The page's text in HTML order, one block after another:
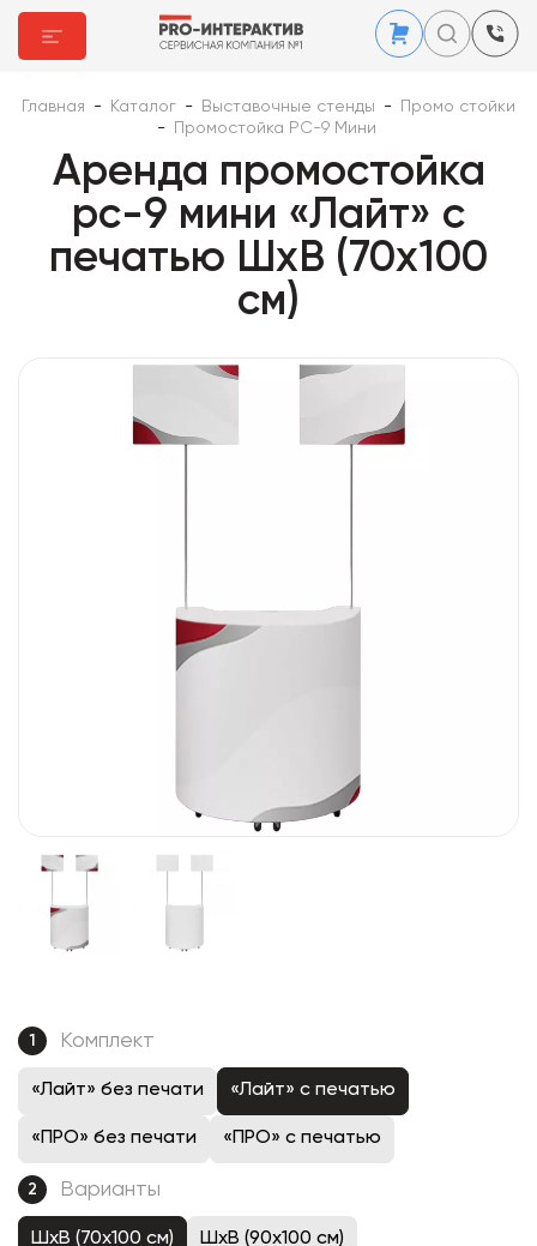
Главная - Каталог - Выставочные стенды -
Промо стойки
-
Промостойка PC-9 Мини
Аренда промостойка
pc-9 мини «Лайт» с
печатью ШхВ (70х100
см)
1 Комплект
«Лайт» без печати «Лайт» с печатью
«ПРО» без печати «ПРО» с печатью
2 Варианты
ШхВ (70х100 см) ШхВ (90х100 см)